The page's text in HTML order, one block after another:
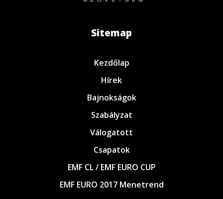
Sitemap
Kezdőlap
Hírek
Bajnokságok
Szabályzat
Válogatott
Csapatok
EMF CL / EMF EURO CUP
EMF EURO 2017 Menetrend